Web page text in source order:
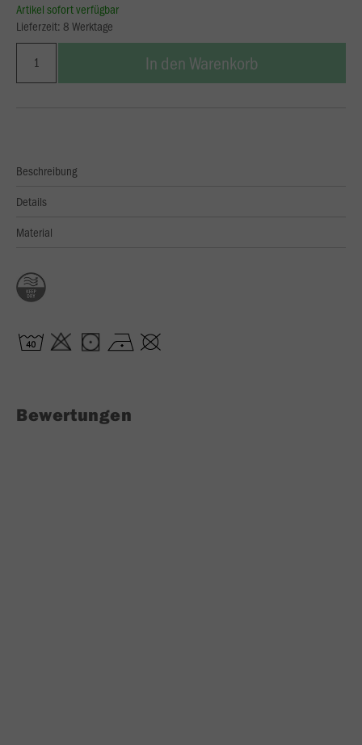
Artikel sofort verfügbar
Lieferzeit: 8 Werktage
In den Warenkorb
Beschreibung
Details
Material
Bewertungen